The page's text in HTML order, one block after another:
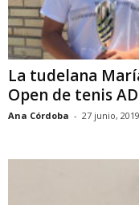
La tudelana
Open de tenis
Ana Córdoba - 27 junio, 2019